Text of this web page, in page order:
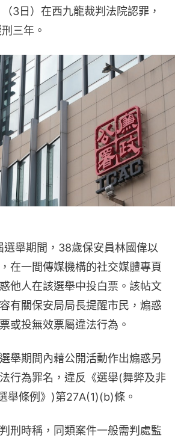
3日）在西九龍裁判法院認罪，
三年。
舉期間，38歲保安員林國偉以
在一間傳媒機構的社交媒體專頁
他人在該選舉中投白票。該帖文
有關保安局局長提醒市民，煽惑
或投無效票屬違法行為。
舉期間內藉公開活動作出煽惑另
行為罪名，違反《選舉(舞弊及非
舉條例》)第27A(1)(b)條。
刑時稱，同類案件一般需判處監